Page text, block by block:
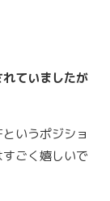
ていましたが
いうポジショ
ごく嬉しいで